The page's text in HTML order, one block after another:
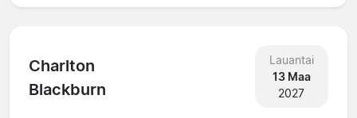
Charlton
Blackburn
Lauantai
13 Maa
2027